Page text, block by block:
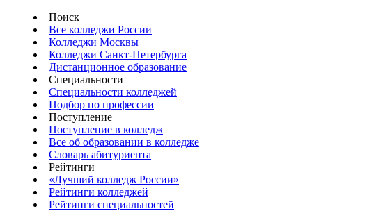
Поиск
Все колледжи России
Колледжи Москвы
Колледжи Санкт-Петербурга
Дистанционное образование
Специальности
Специальности колледжей
Подбор по профессии
Поступление
Поступление в колледж
Все об образовании в колледже
Словарь абитуриента
Рейтинги
«Лучший колледж России»
Рейтинги колледжей
Рейтинги специальностей